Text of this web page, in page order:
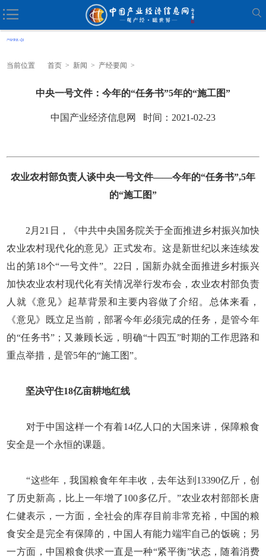
当前位置 首页 > 新闻 > 产经要闻 >
中央一号文件：今年的“任务书”5年的“施工图”
中国产业经济信息网 时间：2021-02-23
农业农村部负责人谈中央一号文件——今年的“任务书”,5年
的“施工图”
2月21日，《中共中央国务院关于全面推进乡村振兴加快
农业农村现代化的意见》正式发布。这是新世纪以来连续发
出的第18个“一号文件”。22日，国新办就全面推进乡村振兴
加快农业农村现代化有关情况举行发布会，农业农村部负责
人就《意见》起草背景和主要内容做了介绍。总体来看，
《意见》既立足当前，部署今年必须完成的任务，是管今年
的“任务书”；又兼顾长远，明确“十四五”时期的工作思路和
重点举措，是管5年的“施工图”。
坚决守住18亿亩耕地红线
对于中国这样一个有着14亿人口的大国来讲，保障粮食
安全是一个永恒的课题。
“这些年，我国粮食年年丰收，去年达到13390亿斤，创
了历史新高，比上一年增了100多亿斤。”农业农村部部长唐
仁健表示，一方面，全社会的库存目前非常充裕，中国的粮
食安全是完全有保障的，中国人有能力端牢自己的饭碗；另
一方面，中国粮食供求一直是一种“紧平衡”状态，随着消费